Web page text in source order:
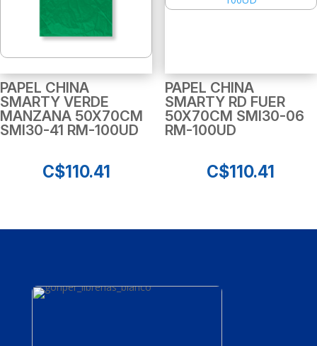
PAPEL CHINA
SMARTY VERDE
MANZANA 50X70CM
SMI30-41 RM-100UD
C$110.41
PAPEL CHINA
SMARTY RD FUER
50X70CM SMI30-06
RM-100UD
C$110.41